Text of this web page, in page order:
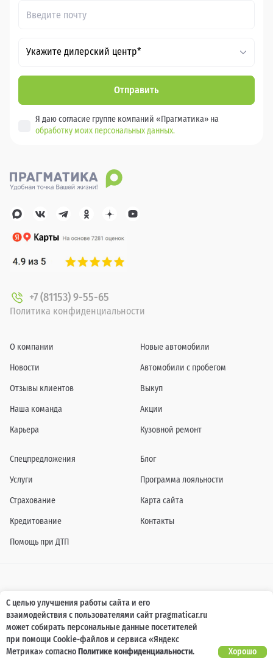
Укажите дилерский центр*
Отправить
Я даю согласие группе компаний «Прагматика» на
обработку моих персональных данных.
+7 (81153) 9-55-65
Политика конфиденциальности
О компании
Новости
Отзывы клиентов
Наша команда
Карьера
Новые автомобили
Автомобили с пробегом
Выкуп
Акции
Кузовной ремонт
Спецпредложения
Услуги
Страхование
Кредитование
Помощь при ДТП
Блог
Программа лояльности
Карта сайта
Контакты
Информация о технических характеристиках, составе комплектаций, цветовой
гамме и стоимости автомобилей, а также действующих акциях, сроках и условиях
их проведения, указанных на сайте www.pragmaticar.ru, носит информационный
характер и ни при каких условиях не является публичной офертой,
определяемой положениями пунктом 2 статьи 437 Гражданского кодекса
Российской Федерации. Для получения подробной информации обращайтесь к
специалистам нашей компании.
С целью улучшения работы сайта и его
взаимодействия с пользователями сайт pragmaticar.ru
может собирать персональные данные посетителей
при помощи Cookie-файлов и сервиса «Яндекс
Метрика» согласноПолитике конфиденциальности. Хорошо